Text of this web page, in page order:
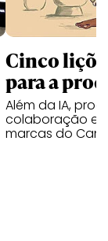
Cinco
para a
Além da IA,
colaboração e
marcas do